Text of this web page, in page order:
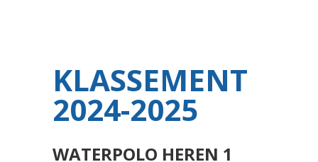
KLASSEMENT
2024-2025
WATERPOLO HEREN 1